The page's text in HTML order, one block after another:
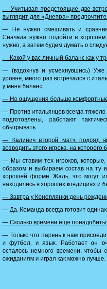
— Учитывая предстоящие две
выглядит для «Днепра»
— Не нужно смешивать и
Сначала нужно подойти в хорошем
нужно, а затем будем думать о
— Какой у вас личный баланс как у
— (вздохнув и усмехнувшись)
уровне, много раз встречался с
у меня баланс.
— Но ощущения больше
— Против итальянцев всегда
подготовлены, работают
обыгрывать.
— Калинич второй матч подряд
возродить этого игрока, на
— Мы ставим тех игроков,
образом и выбираем состав на ту
хорошей форме. Жаль, что могут
находились в хороших кондициях и
— Завтра у Коноплянки день
— Да. Команда всегда готовит
— Сколько времени еще
— Только что парень к нам
и футбол, и язык. Работает он
осталось немного времени, чтобы
ожиданиям и играл как можно лучше.